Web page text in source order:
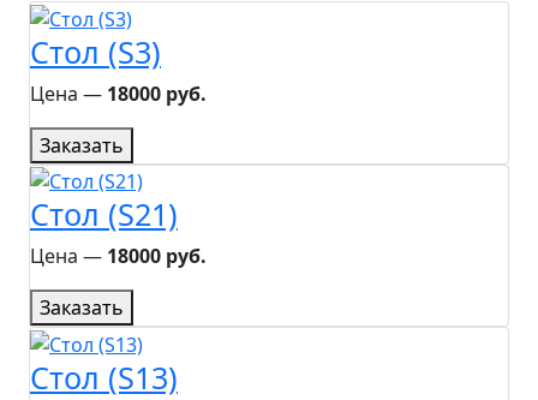
Стол (S3)
Цена ― 18000 руб.
Заказать
Стол (S21)
Цена ― 18000 руб.
Заказать
Стол (S13)